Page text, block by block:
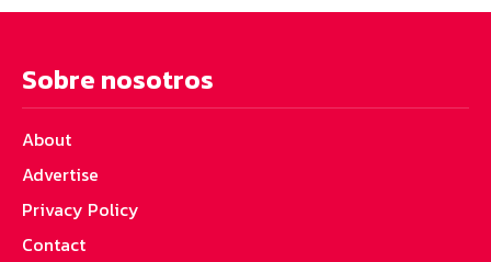
Sobre nosotros
About
Advertise
Privacy Policy
Contact